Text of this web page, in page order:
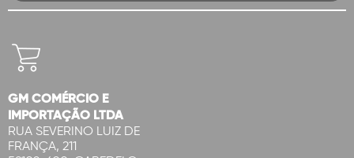
GM COMÉRCIO E
IMPORTAÇÃO LTDA
RUA SEVERINO LUIZ DE
FRANÇA, 211